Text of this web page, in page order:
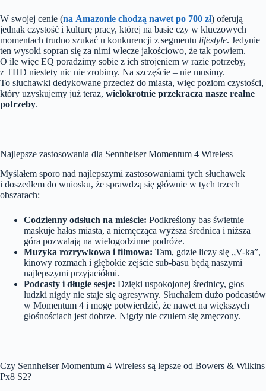
W swojej cenie (na Amazonie chodzą nawet po 700 zł) oferują
jednak czystość i kulturę pracy, której na basie czy w kluczowych
momentach trudno szukać u konkurencji z segmentu lifestyle. Jedynie
ten wysoki sopran się za nimi wlecze jakościowo, że tak powiem.
O ile więc EQ poradzimy sobie z ich strojeniem w razie potrzeby,
z THD niestety nic nie zrobimy. Na szczęście – nie musimy.
To słuchawki dedykowane przecież do miasta, więc poziom czystości,
który uzyskujemy już teraz, wielokrotnie przekracza nasze realne
potrzeby.
Najlepsze zastosowania dla Sennheiser Momentum 4 Wireless
Myślałem sporo nad najlepszymi zastosowaniami tych słuchawek
i doszedłem do wniosku, że sprawdzą się głównie w tych trzech
obszarach:
Codzienny odsłuch na mieście: Podkreślony bas świetnie
maskuje hałas miasta, a niemęcząca wyższa średnica i niższa
góra pozwalają na wielogodzinne podróże.
Muzyka rozrywkowa i filmowa: Tam, gdzie liczy się „V-ka”,
kinowy rozmach i głębokie zejście sub-basu będą naszymi
najlepszymi przyjaciółmi.
Podcasty i długie sesje: Dzięki uspokojonej średnicy, głos
ludzki nigdy nie staje się agresywny. Słuchałem dużo podcastów
w Momentum 4 i mogę potwierdzić, że nawet na większych
głośnościach jest dobrze. Nigdy nie czułem się zmęczony.
Czy Sennheiser Momentum 4 Wireless są lepsze od Bowers & Wilkins
Px8 S2?